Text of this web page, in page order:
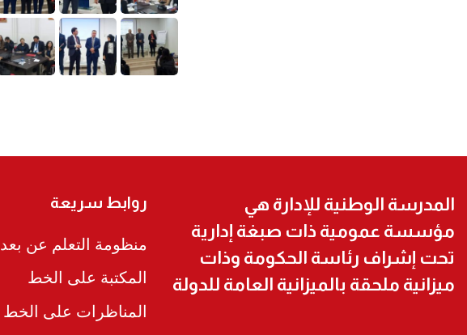
المدرسة الوطنية للإدارة هي
مؤسسة عمومية ذات صبغة إدارية
تحت إشراف رئاسة الحكومة وذات
ميزانية ملحقة بالميزانية العامة للدولة
روابط سريعة
منظومة التعلم عن بعد
المكتبة على الخط
المناظرات على الخط